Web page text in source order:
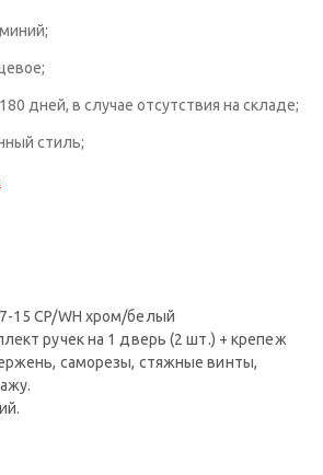
дней, в случае отсутствия на складе;
стиль;
15 CP/WH хром/белый
ручек на 1 дверь (2 шт.) + крепеж
саморезы, стяжные винты,